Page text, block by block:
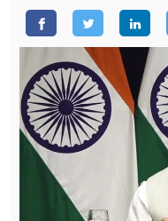
जीवन मंत्रा
फूड
सेहत
ब्‍यूटी
जॉब्स